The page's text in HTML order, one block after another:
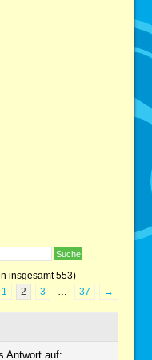
insgesamt 553)
1 2 3 37 →
Antwort auf: